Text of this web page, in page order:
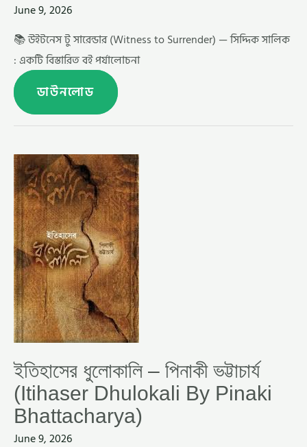
June 9, 2026
📚 উইটনেস টু সারেন্ডার (Witness to Surrender) — সিদ্দিক সালিক
: একটি বিস্তারিত বই পর্যালোচনা
ডাউনলোড
ইতিহাসের ধুলোকালি – পিনাকী ভট্টাচার্য
(Itihaser Dhulokali By Pinaki
Bhattacharya)
June 9, 2026
ইতিহাসের
ধুলোকালি
–
পিনাকী
ভট্টাচার্য
(ITIHASER
DHULOKALI
BY
PINAKI
BHATTACHARYA)